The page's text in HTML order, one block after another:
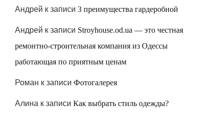
Андрей к записи 3 преимущества гардеробной
Андрей к записи Stroyhouse.od.ua — это честная
ремонтно-строительная компания из Одессы
работающая по приятным ценам
Роман к записи Фотогалерея
Алина к записи Как выбрать стиль одежды?